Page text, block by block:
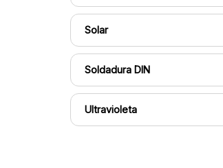
Solar
Soldadura DIN
Ultravioleta